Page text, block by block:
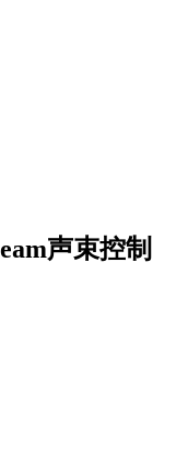
声束控制